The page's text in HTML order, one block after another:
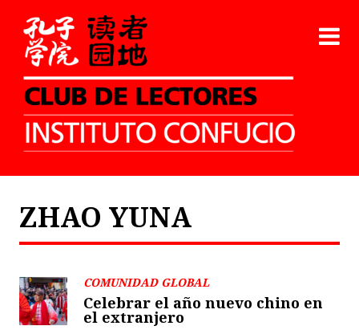
ZHAO YUNA
COMUNIDAD GLOBAL
Celebrar el año nuevo chino en
el extranjero